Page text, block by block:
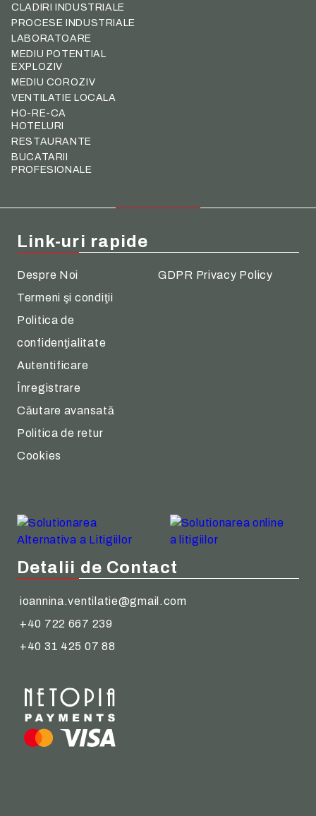
CLADIRI INDUSTRIALE
PROCESE INDUSTRIALE
LABORATOARE
MEDIU POTENTIAL
EXPLOZIV
MEDIU COROZIV
VENTILATIE LOCALA
HO-RE-CA
HOTELURI
RESTAURANTE
BUCATARII
PROFESIONALE
Link-uri rapide
Despre Noi
Termeni şi condiţii
Politica de
confidenţialitate
Autentificare
Înregistrare
Căutare avansată
Politica de retur
Cookies
GDPR Privacy Policy
Detalii de Contact
ioannina.ventilatie@gmail.com
+40 722 667 239
+40 31 425 07 88